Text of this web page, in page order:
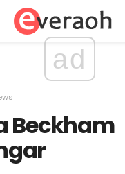
ad
Beckham